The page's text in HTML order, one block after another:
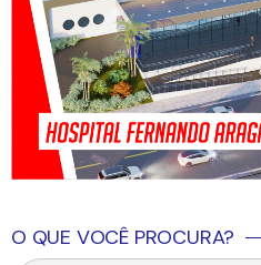
O QUE VOCÊ PROCURA?